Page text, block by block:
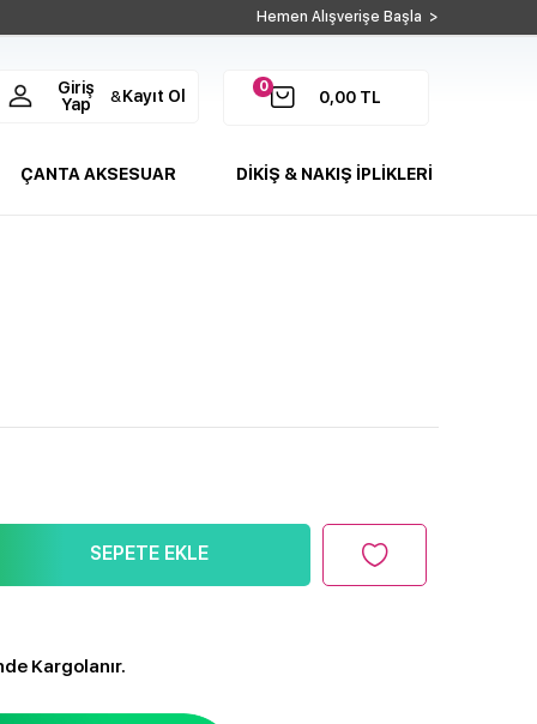
Hemen Alışverişe Başla >
0
0,00 TL
Giriş
Yap
& Kayıt Ol
ÇANTA AKSESUAR DİKİŞ & NAKIŞ İPLİKLERİ
SEPETE EKLE
Kargolanır.